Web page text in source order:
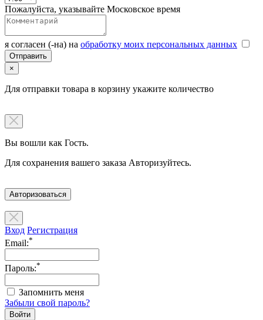
Пожалуйста, указывайте Московское время
я согласен (-на) на обработку моих персональных данных
×
Для отправки товара в корзину укажите количество
Вы вошли как Гость.
Для сохранения вашего заказа Авторизуйтесь.
Авторизоваться
Вход Регистрация
Email:*
Пароль:*
Запомнить меня
Забыли свой пароль?